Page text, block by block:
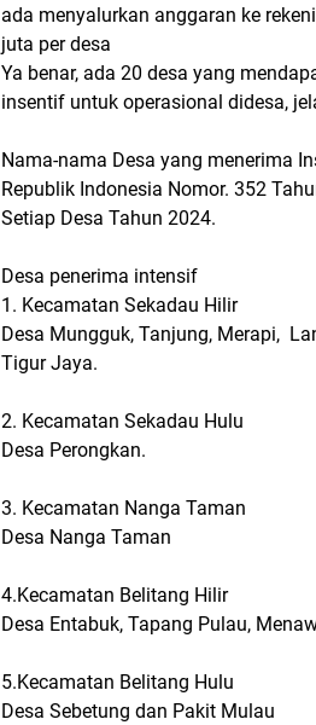
ada menyalurkan anggaran ke
juta per desa
Ya benar, ada 20 desa yang
insentif untuk operasional didesa,
Nama-nama Desa yang menerima
Republik Indonesia Nomor. 352
Setiap Desa Tahun 2024.
Desa penerima intensif
1. Kecamatan Sekadau Hilir
Desa Mungguk, Tanjung, Merapi,
Tigur Jaya.
2. Kecamatan Sekadau Hulu
Desa Perongkan.
3. Kecamatan Nanga Taman
Desa Nanga Taman
4.Kecamatan Belitang Hilir
Desa Entabuk, Tapang Pulau,
5.Kecamatan Belitang Hulu
Desa Sebetung dan Pakit Mulau